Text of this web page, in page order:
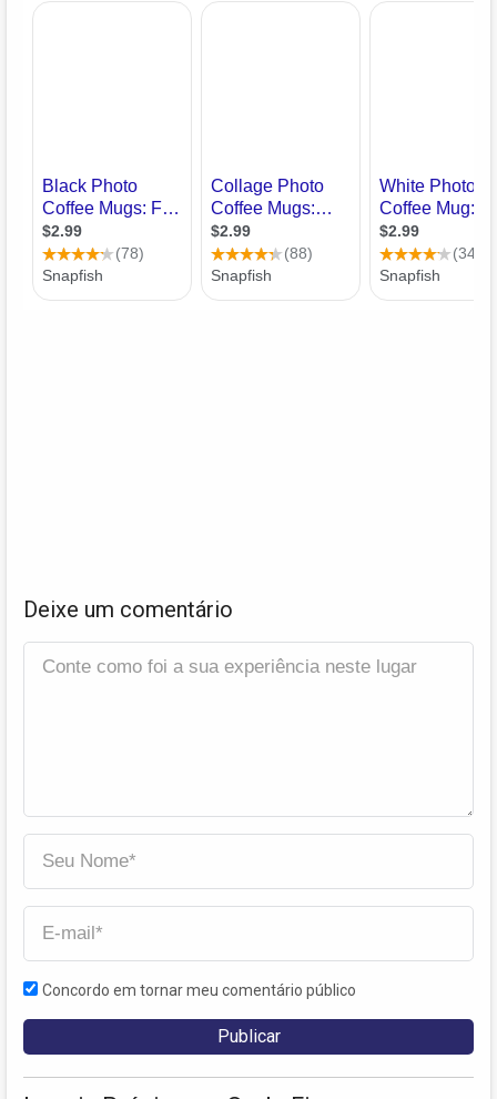
Deixe um comentário
Concordo em tornar meu comentário público